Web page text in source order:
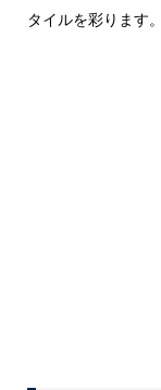
タイルを彩ります。